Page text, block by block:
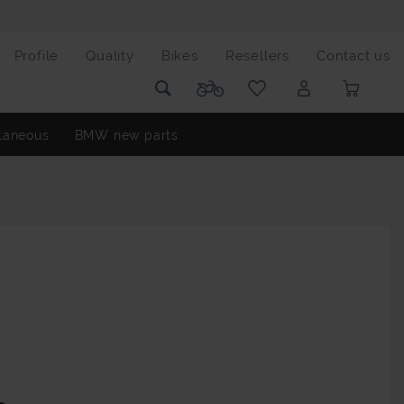
Profile Quality Bikes Resellers Contact us
BMW new parts